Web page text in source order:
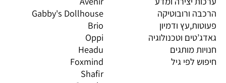
חשיבה וחברה
יצירה ומדע
ורובוטיקה
ודמיון
Avenir
Gabby's Dollhouse